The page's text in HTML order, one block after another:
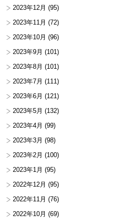
2023年12月 (95)
2023年11月 (72)
2023年10月 (96)
2023年9月 (101)
2023年8月 (101)
2023年7月 (111)
2023年6月 (121)
2023年5月 (132)
2023年4月 (99)
2023年3月 (98)
2023年2月 (100)
2023年1月 (95)
2022年12月 (95)
2022年11月 (76)
2022年10月 (69)